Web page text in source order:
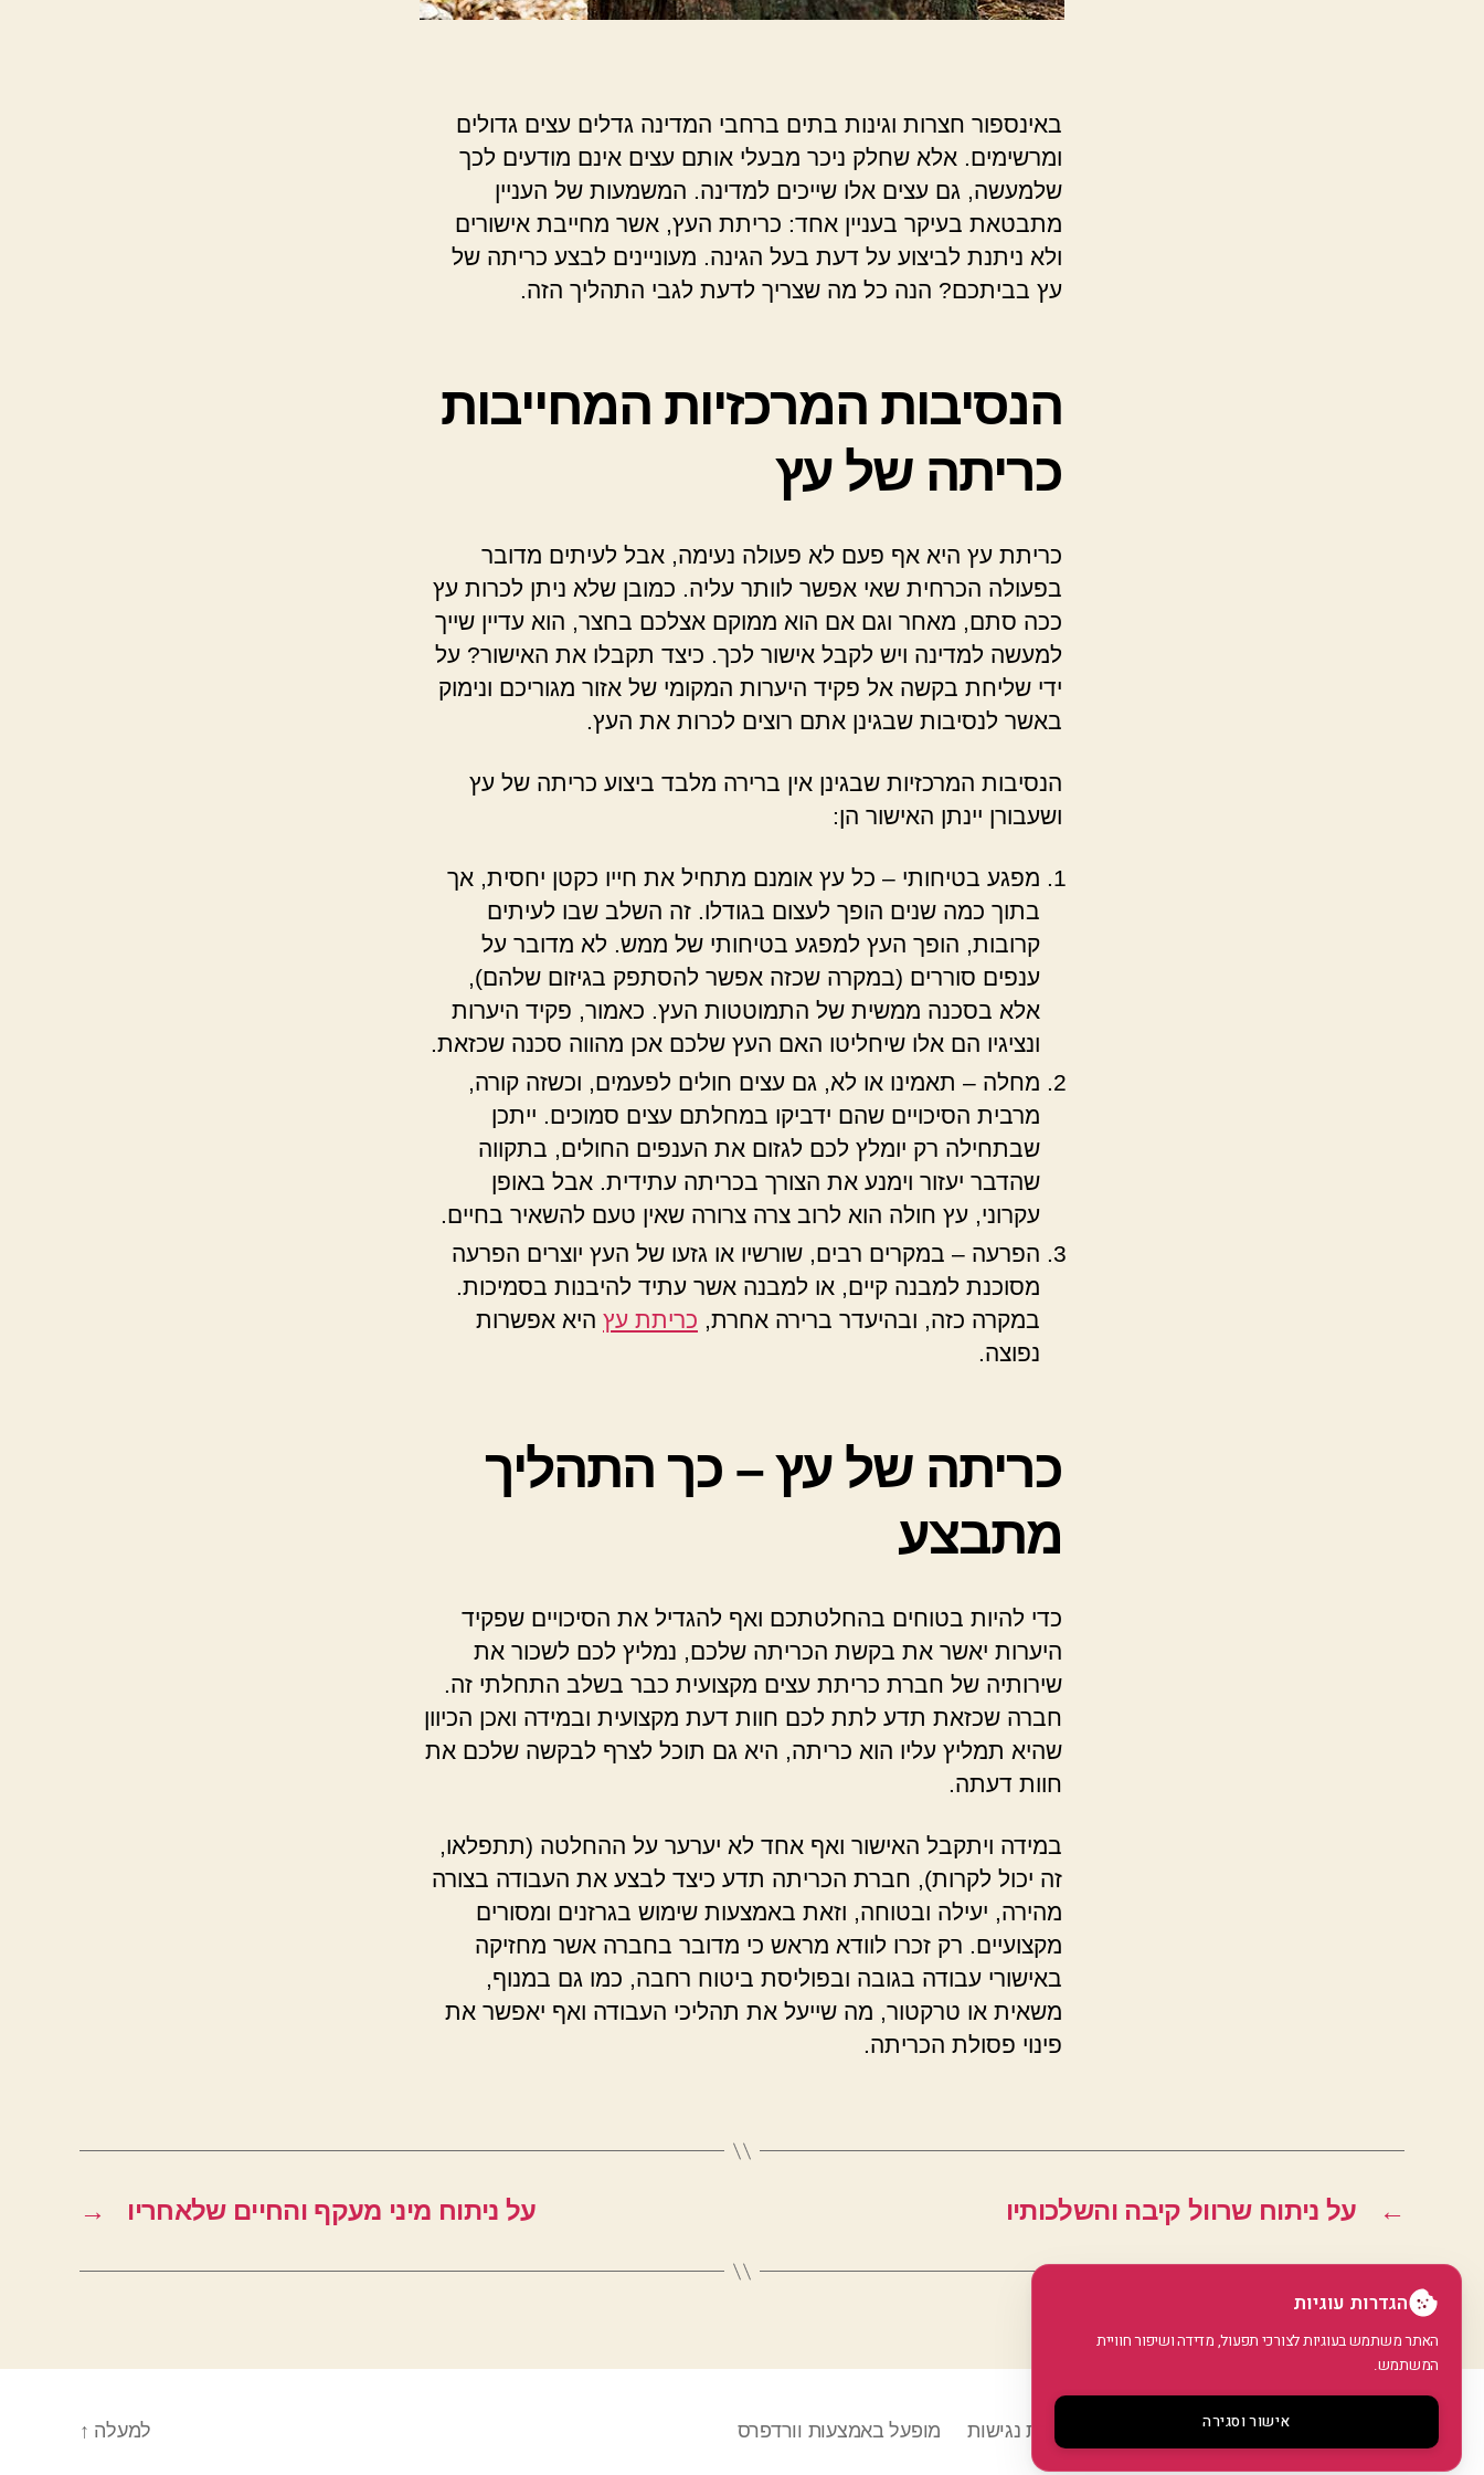
באינספור חצרות וגינות בתים ברחבי המדינה גדלים עצים גדולים
ומרשימים. אלא שחלק ניכר מבעלי אותם עצים אינם מודעים לכך
שלמעשה, גם עצים אלו שייכים למדינה. המשמעות של העניין
מתבטאת בעיקר בעניין אחד: כריתת העץ, אשר מחייבת אישורים
ולא ניתנת לביצוע על דעת בעל הגינה. מעוניינים לבצע כריתה של
עץ בביתכם? הנה כל מה שצריך לדעת לגבי התהליך הזה.
הנסיבות המרכזיות המחייבות
כריתה של עץ
כריתת עץ היא אף פעם לא פעולה נעימה, אבל לעיתים מדובר
בפעולה הכרחית שאי אפשר לוותר עליה. כמובן שלא ניתן לכרות עץ
ככה סתם, מאחר וגם אם הוא ממוקם אצלכם בחצר, הוא עדיין שייך
למעשה למדינה ויש לקבל אישור לכך. כיצד תקבלו את האישור? על
ידי שליחת בקשה אל פקיד היערות המקומי של אזור מגוריכם ונימוק
באשר לנסיבות שבגינן אתם רוצים לכרות את העץ.
הנסיבות המרכזיות שבגינן אין ברירה מלבד ביצוע כריתה של עץ
ושעבורן יינתן האישור הן:
מפגע בטיחותי – כל עץ אומנם מתחיל את חייו כקטן יחסית, אך
בתוך כמה שנים הופך לעצום בגודלו. זה השלב שבו לעיתים
קרובות, הופך העץ למפגע בטיחותי של ממש. לא מדובר על
ענפים סוררים (במקרה שכזה אפשר להסתפק בגיזום שלהם),
אלא בסכנה ממשית של התמוטטות העץ. כאמור, פקיד היערות
ונציגיו הם אלו שיחליטו האם העץ שלכם אכן מהווה סכנה שכזאת.
מחלה – תאמינו או לא, גם עצים חולים לפעמים, וכשזה קורה,
מרבית הסיכויים שהם ידביקו במחלתם עצים סמוכים. ייתכן
שבתחילה רק יומלץ לכם לגזום את הענפים החולים, בתקווה
שהדבר יעזור וימנע את הצורך בכריתה עתידית. אבל באופן
עקרוני, עץ חולה הוא לרוב צרה צרורה שאין טעם להשאיר בחיים.
הפרעה – במקרים רבים, שורשיו או גזעו של העץ יוצרים הפרעה
מסוכנת למבנה קיים, או למבנה אשר עתיד להיבנות בסמיכות.
במקרה כזה, ובהיעדר ברירה אחרת, כריתת עץ היא אפשרות
נפוצה.
כריתה של עץ – כך התהליך
מתבצע
כדי להיות בטוחים בהחלטתכם ואף להגדיל את הסיכויים שפקיד
היערות יאשר את בקשת הכריתה שלכם, נמליץ לכם לשכור את
שירותיה של חברת כריתת עצים מקצועית כבר בשלב התחלתי זה.
חברה שכזאת תדע לתת לכם חוות דעת מקצועית ובמידה ואכן הכיוון
שהיא תמליץ עליו הוא כריתה, היא גם תוכל לצרף לבקשה שלכם את
חוות דעתה.
במידה ויתקבל האישור ואף אחד לא יערער על ההחלטה (תתפלאו,
זה יכול לקרות), חברת הכריתה תדע כיצד לבצע את העבודה בצורה
מהירה, יעילה ובטוחה, וזאת באמצעות שימוש בגרזנים ומסורים
מקצועיים. רק זכרו לוודא מראש כי מדובר בחברה אשר מחזיקה
באישורי עבודה בגובה ובפוליסת ביטוח רחבה, כמו גם במנוף,
משאית או טרקטור, מה שייעל את תהליכי העבודה ואף יאפשר את
פינוי פסולת הכריתה.
← על ניתוח שרוול קיבה והשלכותיו → על ניתוח מיני מעקף והחיים שלאחריו
GoArticle מדיניות פרטיות הצהרת נגישות מופעל באמצעות וורדפרס למעלה ↑
הגדרות עוגיות
האתר משתמש בעוגיות לצורכי תפעול, מדידה ושיפור חוויית
המשתמש.
אישור וסגירה